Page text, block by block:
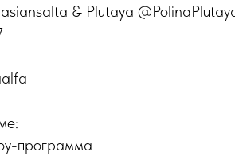
& Plutaya
программа